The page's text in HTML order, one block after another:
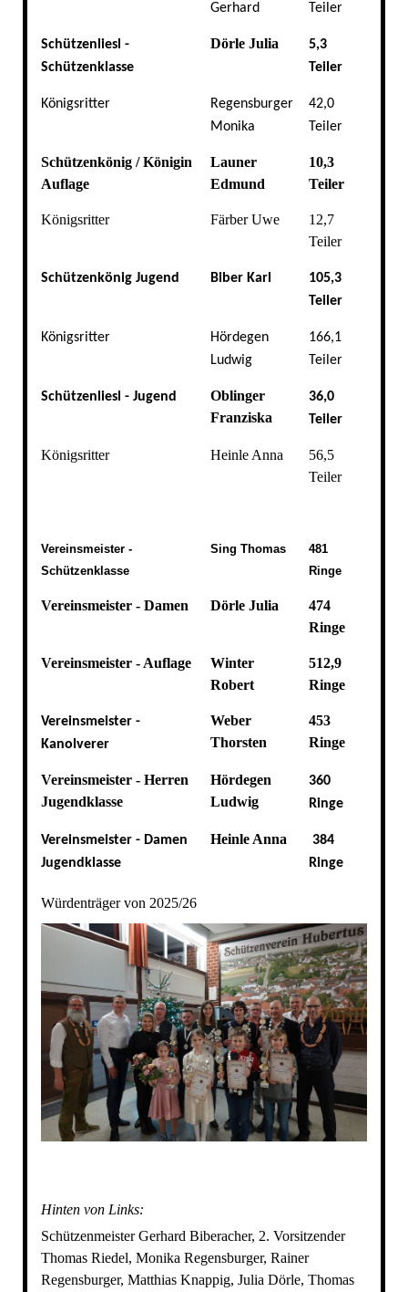
Gerhard
Teiler
Schützenliesl -
Schützenklasse
Dörle Julia
5,3
Teiler
Königsritter
Regensburger
Monika
42,0
Teiler
Schützenkönig / Königin
Auflage
Launer
Edmund
10,3
Teiler
Königsritter Färber Uwe
12,7
Teiler
Schützenkönig Jugend Biber Karl
105,3
Teiler
Königsritter
Hördegen
Ludwig
166,1
Teiler
Schützenliesl - Jugend
Oblinger
Franziska
36,0
Teiler
Königsritter Heinle Anna
56,5
Teiler
Vereinsmeister -
Schützenklasse
Sing Thomas
481
Ringe
Vereinsmeister - Damen Dörle Julia
474
Ringe
Vereinsmeister - Auflage
Winter
Robert
512,9
Ringe
Vereinsmeister -
Kanolverer
Weber
Thorsten
453
Ringe
Vereinsmeister - Herren
Jugendklasse
Hördegen
Ludwig
360
Ringe
Vereinsmeister - Damen
Jugendklasse
Heinle Anna
384
Ringe
Würdenträger von 2025/26
Hinten von Links:
Schützenmeister Gerhard Biberacher, 2. Vorsitzender
Thomas Riedel, Monika Regensburger, Rainer
Regensburger, Matthias Knappig, Julia Dörle, Thomas